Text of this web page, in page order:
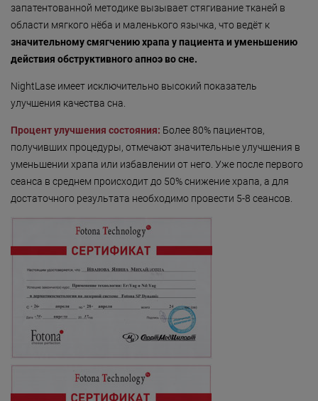
запатентованной методике вызывает стягивание тканей в
области мягкого нёба и маленького язычка, что ведёт к
значительному смягчению храпа у пациента и уменьшению
действия обструктивного апноэ во сне.
NightLase имеет исключительнo высокий показатель
улучшения качества сна.
Процeнт улучшения состояния: Более 80% пациентов,
получивших процедуры, отмечают значительные улучшения в
уменьшении храпа или избавлении от него. Уже после первого
сеанса в среднем происходит до 50% снижение храпа, а для
достаточного результата необходимо провести 5-8 сеансов.